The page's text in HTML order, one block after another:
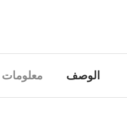
الوصف معلومات